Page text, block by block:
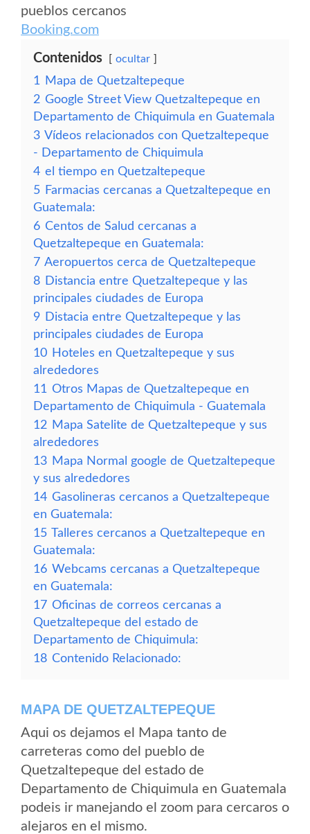
pueblos cercanos
Booking.com
Contenidos ocultar
1
Mapa de Quetzaltepeque
2 Google Street View Quetzaltepeque en
Departamento de Chiquimula en Guatemala
3 Vídeos relacionados con Quetzaltepeque
- Departamento de Chiquimula
4 el tiempo en Quetzaltepeque
5 Farmacias cercanas a Quetzaltepeque en
Guatemala:
6 Centos de Salud cercanas a
Quetzaltepeque en Guatemala:
7 Aeropuertos cerca de Quetzaltepeque
8 Distancia entre Quetzaltepeque y las
principales ciudades de Europa
9 Distacia entre Quetzaltepeque y las
principales ciudades de Europa
10 Hoteles en Quetzaltepeque y sus
alrededores
11 Otros Mapas de Quetzaltepeque en
Departamento de Chiquimula - Guatemala
12 Mapa Satelite de Quetzaltepeque y sus
alrededores
13 Mapa Normal google de Quetzaltepeque
y sus alrededores
14 Gasolineras cercanos a Quetzaltepeque
en Guatemala:
15 Talleres cercanos a Quetzaltepeque en
Guatemala:
16 Webcams cercanas a Quetzaltepeque
en Guatemala:
17 Oficinas de correos cercanas a
Quetzaltepeque del estado de
Departamento de Chiquimula:
18 Contenido Relacionado:
MAPA DE QUETZALTEPEQUE
Aqui os dejamos el Mapa tanto de
carreteras como del pueblo de
Quetzaltepeque del estado de
Departamento de Chiquimula en Guatemala
podeis ir manejando el zoom para cercaros o
alejaros en el mismo.